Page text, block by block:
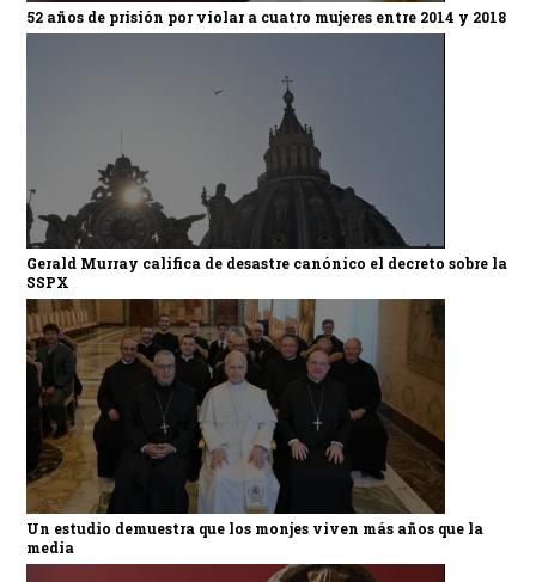
52 años de prisión por violar a cuatro mujeres entre 2014 y 2018
Gerald Murray califica de desastre canónico el decreto sobre la
SSPX
Un estudio demuestra que los monjes viven más años que la
media